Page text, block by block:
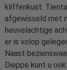
kliffenkust.
afgewisseld met
heuvelachtige
er is volop
Naast
Dieppe kunt u